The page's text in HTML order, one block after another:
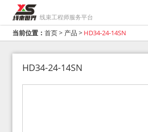
线束工程师服务平台
当前位置： 首页> 产品 > HD34-24-14SN
HD34-24-14SN